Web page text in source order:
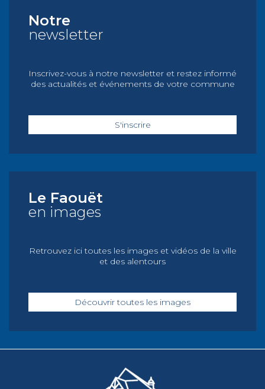
Notre
newsletter
Inscrivez-vous à notre newsletter et restez informé
des actualités et événements de votre commune
S'inscrire
Le Faouët
en images
Retrouvez ici toutes les images et vidéos de la ville
et des alentours
Découvrir toutes les images